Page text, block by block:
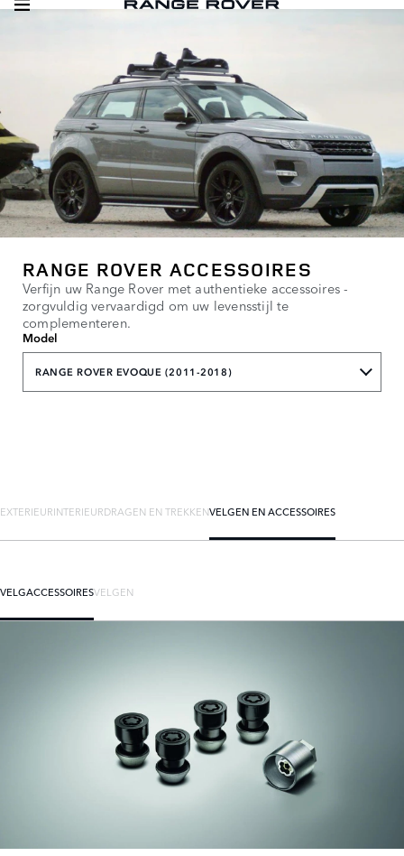
RANGE ROVER ACCESSOIRES
Verfijn uw Range Rover met authentieke accessoires -
zorgvuldig vervaardigd om uw levensstijl te
complementeren.
Model
RANGE ROVER EVOQUE (2011-2018)
EXTERIEURINTERIEURDRAGEN EN TREKKENVELGEN EN ACCESSOIRES
VELGACCESSOIRESVELGEN